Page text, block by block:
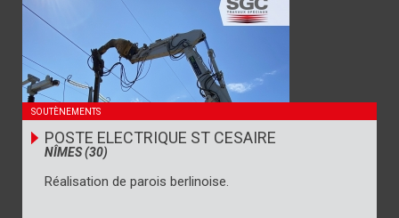
SOUTÈNEMENTS
POSTE ELECTRIQUE ST CESAIRE
NÎMES (30)
Réalisation de parois berlinoise.